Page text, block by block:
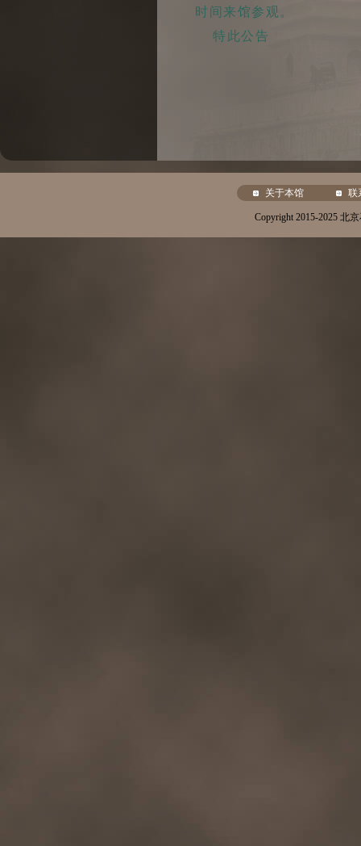
时间来馆参观。
特此公告
关于本馆 联
Copyright 2015-2025 北